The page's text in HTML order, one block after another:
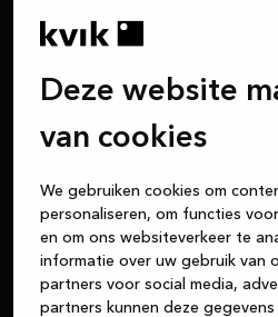
Deze website
van cookies
We gebruiken cookies om
personaliseren, om functies
en om ons websiteverkeer te
informatie over uw gebruik van
partners voor social media,
partners kunnen deze
Aanbod